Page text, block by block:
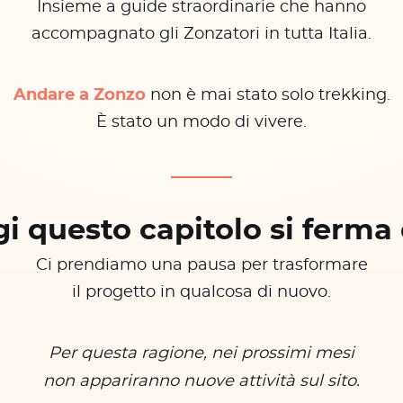
Insieme a guide straordinarie che hanno
accompagnato gli Zonzatori in tutta Italia.
Andare a Zonzonon è mai stato solo trekking.
È stato un modo di vivere.
questo capitolo si ferma
Ci prendiamo una pausa per trasformare
il progetto in qualcosa di nuovo.
Per questa ragione, nei prossimi mesi
non appariranno nuove attività sul sito.